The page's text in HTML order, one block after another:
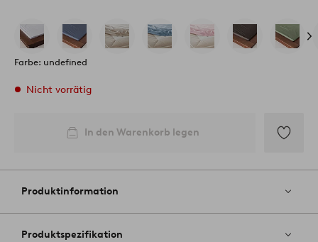
Farbe: undefined
Nicht vorrätig
In den Warenkorb legen
Favoriten
Produktinformation
Produktspezifikation